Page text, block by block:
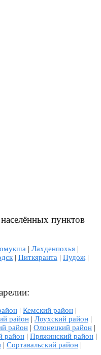
пунктов
| Лахденпохья |
| Питкяранта | Пудож |
| Кемский район |
район | Лоухский район |
район | Олонецкий район |
район | Пряжинский район |
| Сортавальский район |